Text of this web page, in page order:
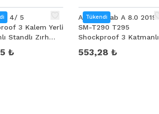
4/ 5
3 Kalem Yerli
Standlı Zırh
₺
Tükendi
Ally SM Tab A 8.0 2019
SM-T290 T295
Shockproof 3 Katmanlı
553,28 ₺